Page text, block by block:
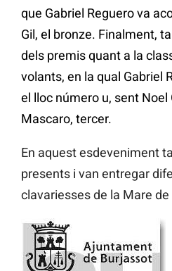
que Gabriel Reguero va
Gil, el bronze. Finalment,
dels premis quant a la
volants, en la qual Gabriel
el lloc número u, sent Noel
Mascaro, tercer.
En aquest esdeveniment
presents i van entregar
clavariesses de la Mare de